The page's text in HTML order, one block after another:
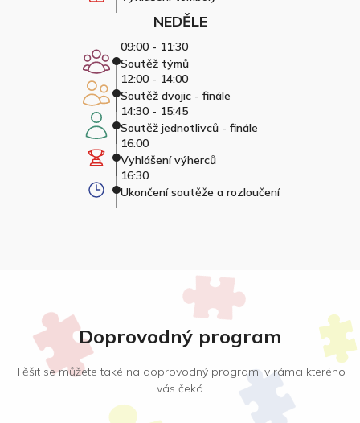
NEDĚLE
09:00 - 11:30
Soutěž týmů
12:00 - 14:00
Soutěž dvojic - finále
14:30 - 15:45
Soutěž jednotlivců - finále
16:00
Vyhlášení výherců
16:30
Ukončení soutěže a rozloučení
Doprovodný program
Těšit se můžete také na doprovodný program, v rámci kterého
vás čeká